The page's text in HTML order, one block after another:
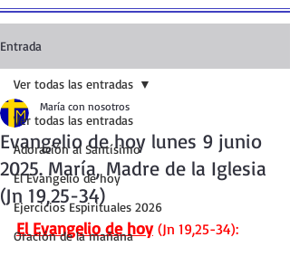
Entrada
Ver todas las entradas
Adoración al Santísimo
El Evangelio de hoy
Ejercicios Espirituales 2026
Oración de la mañana
Ver todas las entradas
Evangelio de hoy lunes 9 junio
2025. María, Madre de la Iglesia
(Jn 19,25-34)
María con nosotros
El Evangelio de hoy (Jn 19,25-34):